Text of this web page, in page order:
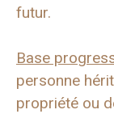
futur.
Base
personne
propriété ou